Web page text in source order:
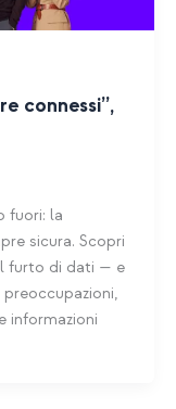
connessi”,
fuori: la
sicura. Scopri
furto di dati — e
informazioni